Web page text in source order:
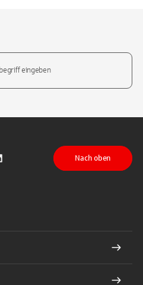
auf TikTokauf LinkedIn
Nach oben